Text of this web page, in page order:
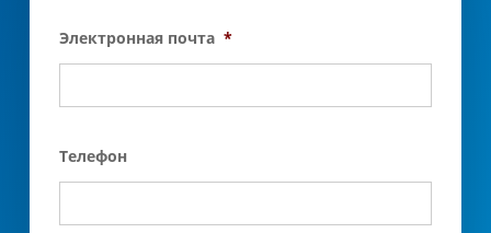
Электронная почта *
Телефон